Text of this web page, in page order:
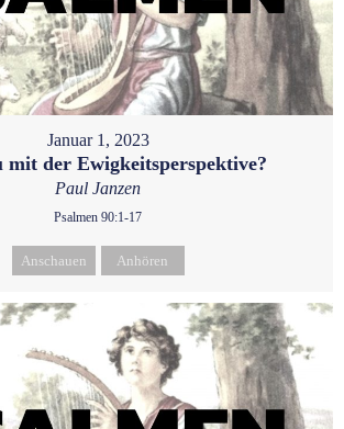
Januar 1, 2023
mit der Ewigkeitsperspektive?
Paul Janzen
Psalmen 90:1-17
Anschauen Anhören